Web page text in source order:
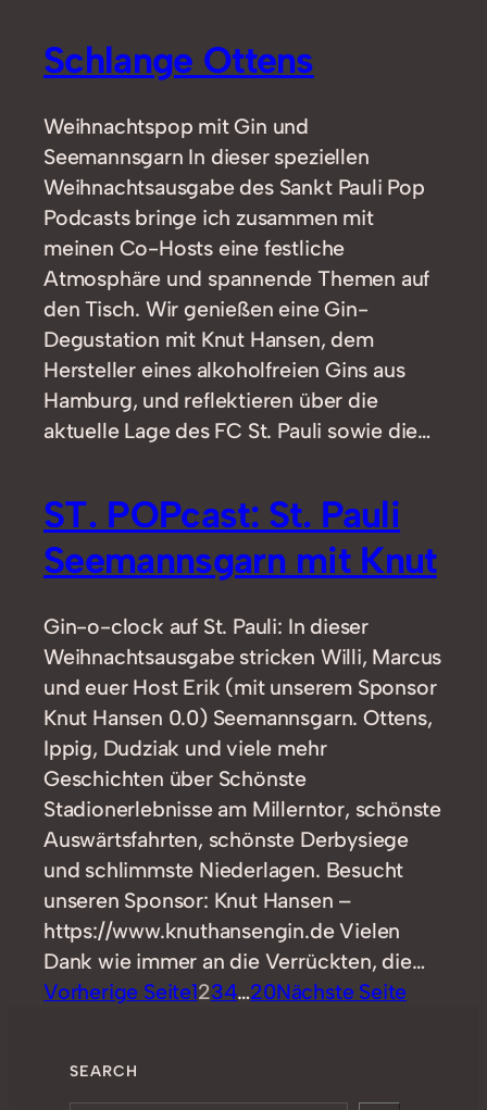
Schlange Ottens
Weihnachtspop mit Gin und
Seemannsgarn In dieser speziellen
Weihnachtsausgabe des Sankt Pauli Pop
Podcasts bringe ich zusammen mit
meinen Co-Hosts eine festliche
Atmosphäre und spannende Themen auf
den Tisch. Wir genießen eine Gin-
Degustation mit Knut Hansen, dem
Hersteller eines alkoholfreien Gins aus
Hamburg, und reflektieren über die
aktuelle Lage des FC St. Pauli sowie die…
ST. POPcast: St. Pauli
Seemannsgarn mit Knut
Gin-o-clock auf St. Pauli: In dieser
Weihnachtsausgabe stricken Willi, Marcus
und euer Host Erik (mit unserem Sponsor
Knut Hansen 0.0) Seemannsgarn. Ottens,
Ippig, Dudziak und viele mehr
Geschichten über Schönste
Stadionerlebnisse am Millerntor, schönste
Auswärtsfahrten, schönste Derbysiege
und schlimmste Niederlagen. Besucht
unseren Sponsor: Knut Hansen –
https://www.knuthansengin.de Vielen
Dank wie immer an die Verrückten, die…
Vorherige Seite1234…20Nächste Seite
SEARCH